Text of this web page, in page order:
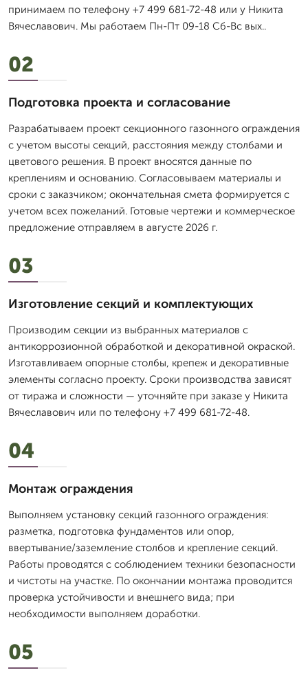
принимаем по телефону +7 499 681-72-48 или у Никита
Вячеславович. Мы работаем Пн-Пт 09-18 Сб-Вс вых..
02
Подготовка проекта и согласование
Разрабатываем проект секционного газонного ограждения
с учетом высоты секций, расстояния между столбами и
цветового решения. В проект вносятся данные по
креплениям и основанию. Согласовываем материалы и
сроки с заказчиком; окончательная смета формируется с
учетом всех пожеланий. Готовые чертежи и коммерческое
предложение отправляем в августе 2026 г.
03
Изготовление секций и комплектующих
Производим секции из выбранных материалов с
антикоррозионной обработкой и декоративной окраской.
Изготавливаем опорные столбы, крепеж и декоративные
элементы согласно проекту. Сроки производства зависят
от тиража и сложности — уточняйте при заказе у Никита
Вячеславович или по телефону +7 499 681-72-48.
04
Монтаж ограждения
Выполняем установку секций газонного ограждения:
разметка, подготовка фундаментов или опор,
ввертывание/заземление столбов и крепление секций.
Работы проводятся с соблюдением техники безопасности
и чистоты на участке. По окончании монтажа проводится
проверка устойчивости и внешнего вида; при
необходимости выполняем доработки.
05